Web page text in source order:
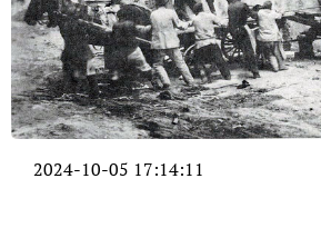
2024-10-05 17:14:11